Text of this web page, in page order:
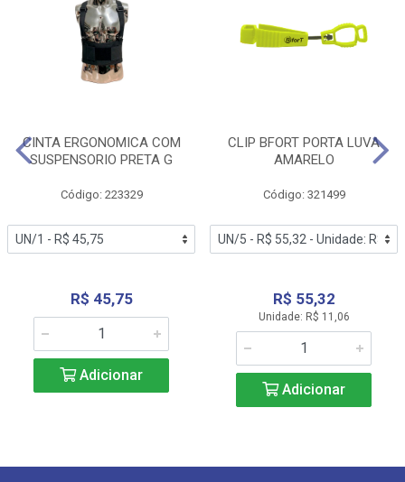
CINTA ERGONOMICA COM
SUSPENSORIO PRETA G
Código: 223329
R$ 45,75
Adicionar
CLIP BFORT PORTA LUVA
AMARELO
Código: 321499
R$ 55,32
Unidade: R$ 11,06
Adicionar